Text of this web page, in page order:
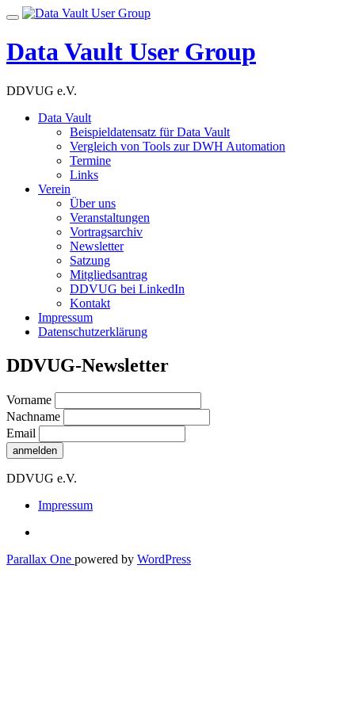
Skip
content
Toggle
Data Vault User Group
DDVUG e.V.
Data Vault
Beispieldatensatz für Data Vault
Vergleich von Tools zur DWH Automation
Termine
Links
Verein
Über uns
Veranstaltungen
Vortragsarchiv
Newsletter
Satzung
Mitgliedsantrag
DDVUG bei LinkedIn
Kontakt
Impressum
Datenschutzerklärung
DDVUG-Newsletter
Vorname
Nachname
Email
DDVUG e.V.
Secondary
Menu
Impressum
Parallax One powered by WordPress